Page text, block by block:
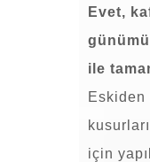
Evet,
ile
Eskiden
için